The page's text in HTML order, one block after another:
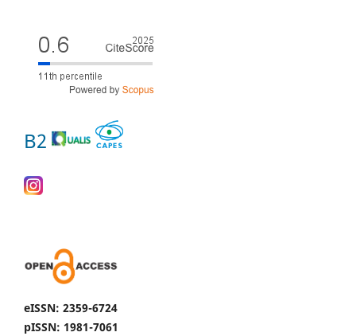
B2
eISSN: 2359-6724
pISSN: 1981-7061